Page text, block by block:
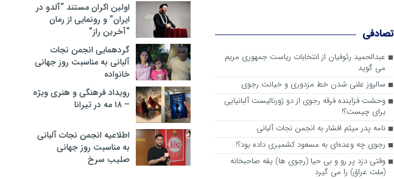
تصادفی
عبدالحمید رئوفیان از انتخابات ریاست جمهوری مریم
می گوید
سالروز علنی شدن خط مزدوری و خیانت رجوی
وحشت فزاینده فرقه رجوی از دو ژورنالیست آلبانیایی
برای چیست؟!
نامه پدر میثم افشار به انجمن نجات آلبانی
رجوی چه وعده‌ای به مسعود کشمیری داده بود؟!
وقتی دزد پر رو و بی حیا (رجوی ها) یقه صاحبخانه
(ملت عراق) را می گیرد
اولین اکران مستند “آلدو در
ایران” و رونمایی از رمان
“آخرین راز”
گردهمایی انجمن نجات
آلبانی به مناسبت روز جهانی
خانواده
رویداد فرهنگی و هنری ویژه
– ۱۸ مه در تیرانا
اطلاعیه انجمن نجات آلبانی
به مناسبت روز جهانی
صلیب سرخ